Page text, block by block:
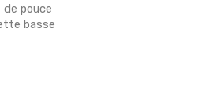
pouce
basse